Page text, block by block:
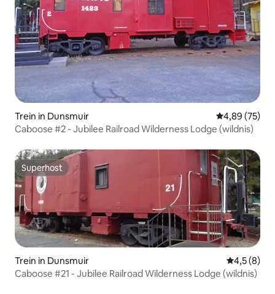
Trein in Dunsmuir Gemiddelde
4,89 (75)
Caboose #2 - Jubilee Railroad Wilderness Lodge (wildnis)
Superhost
Superhost
Trein in Dunsmuir
4,5 (8)
Caboose #21 - Jubilee Railroad Wilderness Lodge (wildnis)